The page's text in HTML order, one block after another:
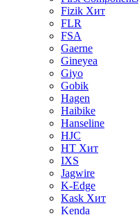
Fizik Хит
FLR
FSA
Gaerne
Gineyea
Giyo
Gobik
Hagen
Haibike
Hanseline
HJC
HT Хит
IXS
Jagwire
K-Edge
Kask Хит
Kenda